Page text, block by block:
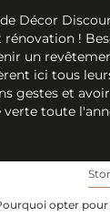
Décor
rénovation !
un
ici tous
gestes et
toute
opter pour